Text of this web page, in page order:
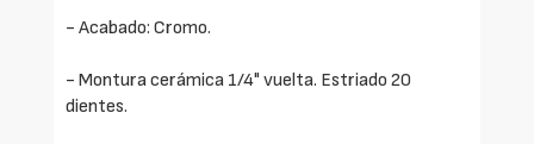
- Acabado: Cromo.
- Montura cerámica 1/4" vuelta. Estriado 20
dientes.